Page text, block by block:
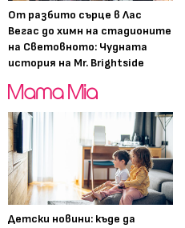
От разбито сърце в Лас
Вегас до химн на стадионите
на Световното: Чудната
история на Mr. Brightside
Детски новини: къде да